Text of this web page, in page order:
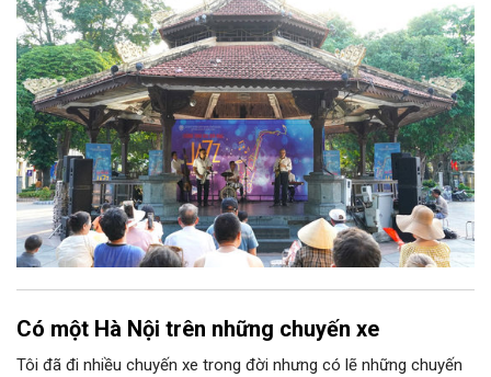
hiện lên bằng vẻ đẹp tinh tế, giàu chiều sâu văn hóa, qua đó
khẳng định vai trò của nghệ thuật trong việc kiến tạo không
gian văn hóa cộng đồng và lan tỏa những giá trị bền vững của
thành phố.
Có một Hà Nội trên những chuyến xe
Tôi đã đi nhiều chuyến xe trong đời nhưng có lẽ những chuyến